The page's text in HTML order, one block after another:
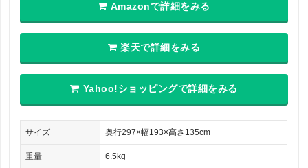
Amazonで詳細をみる
楽天で詳細をみる
Yahoo!ショッピングで詳細をみる
サイズ 奥行297×幅193×高さ135cm
重量 6.5kg